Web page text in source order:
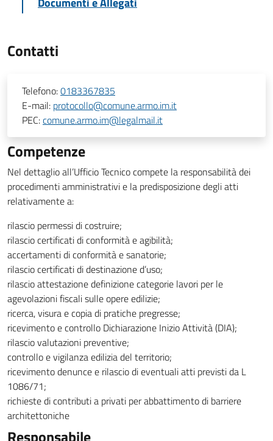
Contatti
Telefono:0183367835
E-mail: protocollo@comune.armo.im.it
PEC:comune.armo.im@legalmail.it
Competenze
Nel dettaglio all’Ufficio Tecnico compete la responsabilità dei
procedimenti amministrativi e la predisposizione degli atti
relativamente a:
rilascio permessi di costruire;
rilascio certificati di conformità e agibilità;
accertamenti di conformità e sanatorie;
rilascio certificati di destinazione d’uso;
rilascio attestazione definizione categorie lavori per le
agevolazioni fiscali sulle opere edilizie;
ricerca, visura e copia di pratiche pregresse;
ricevimento e controllo Dichiarazione Inizio Attività (DIA);
rilascio valutazioni preventive;
controllo e vigilanza edilizia del territorio;
ricevimento denunce e rilascio di eventuali atti previsti da L
1086/71;
richieste di contributi a privati per abbattimento di barriere
architettoniche